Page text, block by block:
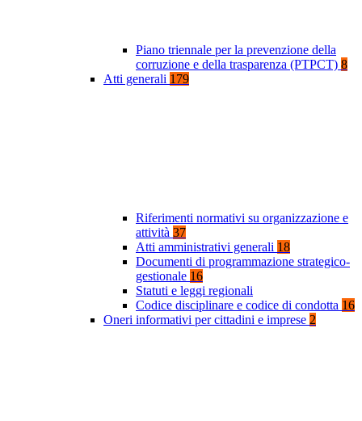
Piano triennale per la prevenzione della
corruzione e della trasparenza (PTPCT) 8
Atti generali 179
Riferimenti normativi su organizzazione e
attività 37
Atti amministrativi generali 18
Documenti di programmazione strategico-
gestionale 16
Statuti e leggi regionali
Codice disciplinare e codice di condotta 16
Oneri informativi per cittadini e imprese 2